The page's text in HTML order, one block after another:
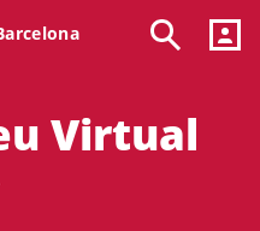
Virtual